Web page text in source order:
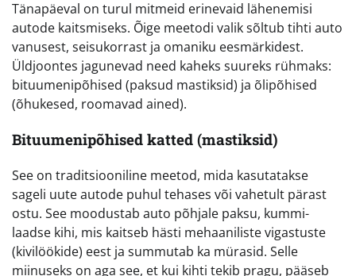
Tänapäeval on turul mitmeid erinevaid lähenemisi
autode kaitsmiseks. Õige meetodi valik sõltub tihti auto
vanusest, seisukorrast ja omaniku eesmärkidest.
Üldjoontes jagunevad need kaheks suureks rühmaks:
bituumenipõhised (paksud mastiksid) ja õlipõhised
(õhukesed, roomavad ained).
Bituumenipõhised katted (mastiksid)
See on traditsiooniline meetod, mida kasutatakse
sageli uute autode puhul tehases või vahetult pärast
ostu. See moodustab auto põhjale paksu, kummi-
laadse kihi, mis kaitseb hästi mehaaniliste vigastuste
(kivilöökide) eest ja summutab ka mürasid. Selle
miinuseks on aga see, et kui kihti tekib pragu, pääseb